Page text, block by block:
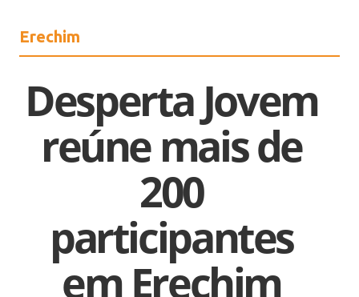
Erechim
Desperta Jovem
reúne mais de
200
participantes
em Erechim